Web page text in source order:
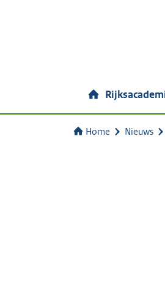
Home Nieuws